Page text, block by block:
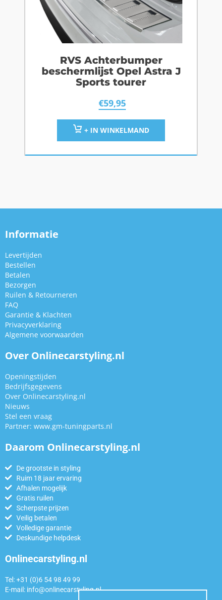
RVS Achterbumper
beschermlijst Opel Astra J
Sports tourer
€59,95
+ IN WINKELMAND
Informatie
Levertijden
Bestellen
Betalen
Bezorgen
Ruilen & Retourneren
FAQ
Garantie & Klachten
Privacyverklaring
Algemene voorwaarden
Over Onlinecarstyling.nl
Openingstijden
Bedrijfsgegevens
Over Onlinecarstyling.nl
Nieuws
Stel een vraag
Partner: www.gm-tuningparts.nl
Daarom Onlinecarstyling.nl
De grootste in styling
Ruim 18 jaar ervaring
Afhalen mogelijk
Gratis ruilen
Scherpste prijzen
Veilig betalen
Volledige garantie
Deskundige helpdesk
Onlinecarstyling.nl
Tel: +31 (0)6 54 98 49 99
E-mail: info@onlinecarstyling.nl